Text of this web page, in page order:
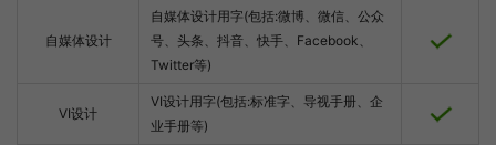
自媒体设计
自媒体设计用字(包括:微博、微信、公众
号、头条、抖音、快手、Facebook、
Twitter等)
VI设计
VI设计用字(包括:标准字、导视手册、企
业手册等)